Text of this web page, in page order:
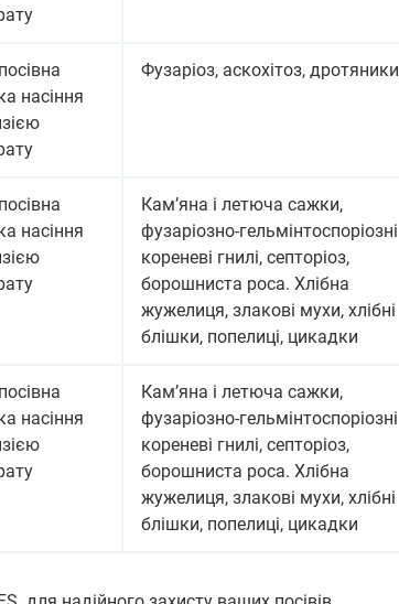
насіння
Фузаріоз, аскохітоз, дротяники
насіння
Кам’яна і летюча сажки,
фузаріозно-гельмінтоспоріозні
кореневі гнилі, септоріоз,
борошниста роса. Хлібна
жужелиця, злакові мухи, хлібні
блішки, попелиці, цикадки
насіння
Кам’яна і летюча сажки,
фузаріозно-гельмінтоспоріозні
кореневі гнилі, септоріоз,
борошниста роса. Хлібна
жужелиця, злакові мухи, хлібні
блішки, попелиці, цикадки